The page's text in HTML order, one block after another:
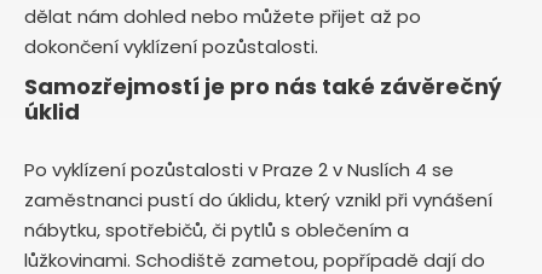
dělat nám dohled nebo můžete přijet až po
dokončení vyklízení pozůstalosti.
Samozřejmostí je pro nás také závěrečný
úklid
Po vyklízení pozůstalosti v Praze 2 v Nuslích 4 se
zaměstnanci pustí do úklidu, který vznikl při vynášení
nábytku, spotřebičů, či pytlů s oblečením a
lůžkovinami. Schodiště zametou, popřípadě dají do